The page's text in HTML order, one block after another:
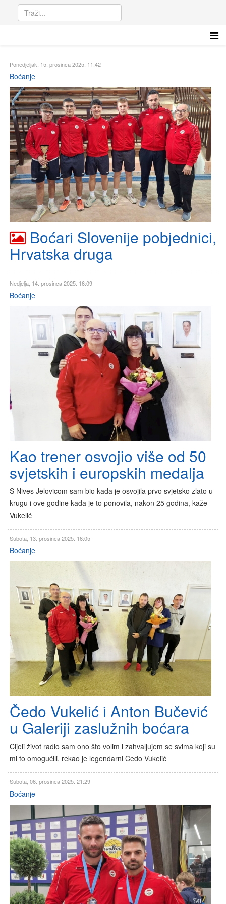
Ponedjeljak, 15. prosinca 2025. 11:42
Boćanje
Boćari Slovenije pobjednici,
Hrvatska druga
Nedjelja, 14. prosinca 2025. 16:09
Boćanje
Kao trener osvojio više od 50
svjetskih i europskih medalja
S Nives Jelovicom sam bio kada je osvojila prvo svjetsko zlato u
krugu i ove godine kada je to ponovila, nakon 25 godina, kaže
Vukelić
Subota, 13. prosinca 2025. 16:05
Boćanje
Čedo Vukelić i Anton Bučević
u Galeriji zaslužnih boćara
Cijeli život radio sam ono što volim i zahvaljujem se svima koji su
mi to omogućili, rekao je legendarni Čedo Vukelić
Subota, 06. prosinca 2025. 21:29
Boćanje